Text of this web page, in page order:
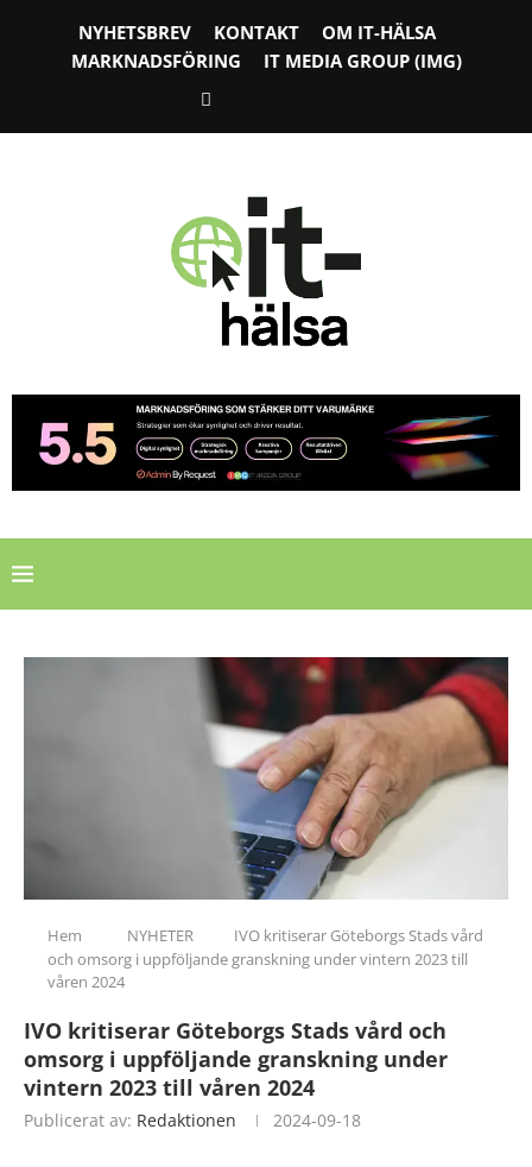
NYHETSBREV KONTAKT
OM IT-HÄLSA
MARKNADSFÖRING
IT MEDIA GROUP (IMG)
Hem NYHETER
IVO kritiserar Göteborgs Stads vård
och omsorg i uppföljande granskning under vintern 2023 till
våren 2024
IVO kritiserar Göteborgs Stads vård och
omsorg i uppföljande granskning under
vintern 2023 till våren 2024
Publicerat av: Redaktionen 2024-09-18